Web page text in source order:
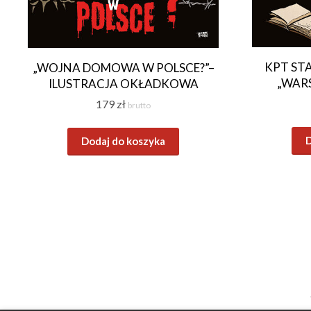
„WOJNA DOMOWA W POLSCE?”–
ILUSTRACJA OKŁADKOWA
179 zł brutto
Dodaj do koszyka
KPT